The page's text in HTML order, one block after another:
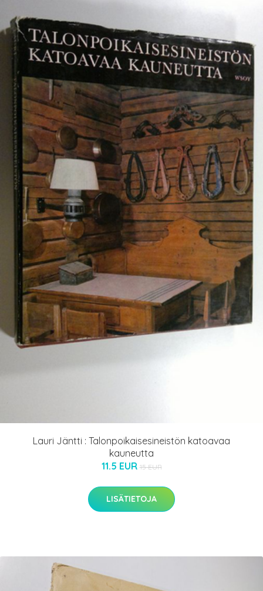
Lauri Jäntti : Talonpoikaisesineistön katoavaa
kauneutta
11.5 EUR 15 EUR
LISÄTIETOJA